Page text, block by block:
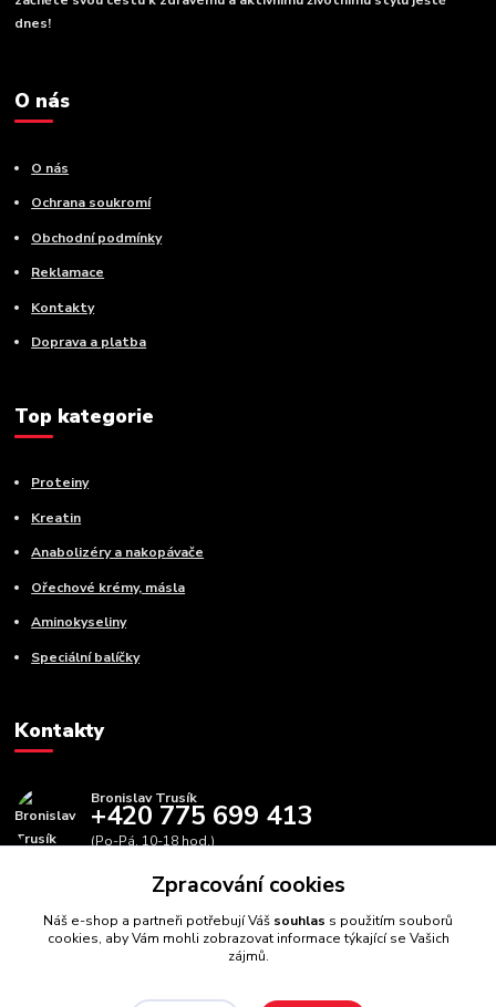
dnes!
O nás
O nás
Ochrana soukromí
Obchodní podmínky
Reklamace
Kontakty
Doprava a platba
Top kategorie
Proteiny
Kreatin
Anabolizéry a nakopávače
Ořechové krémy, másla
Aminokyseliny
Speciální balíčky
Kontakty
Bronislav Trusík
+420 775 699 413
(Po-Pá, 10-18 hod.)
info@bbfitness.czZpracování cookies
Náš e-shop a partneři potřebují Váš souhlas s použitím souborů
cookies, aby Vám mohli zobrazovat informace týkající se Vašich
zájmů.